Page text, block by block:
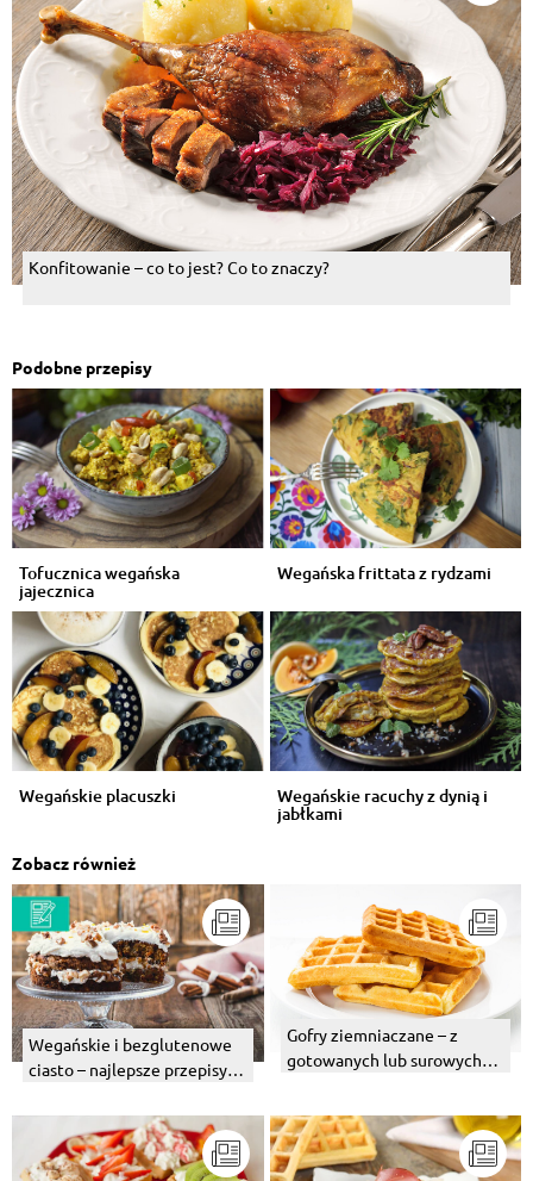
Konfitowanie – co to jest? Co to znaczy?
Podobne przepisy
Tofucznica wegańska
jajecznica
Wegańska frittata z rydzami
Wegańskie placuszki Wegańskie racuchy z dynią i
jabłkami
Zobacz również
Wegańskie i bezglutenowe
ciasto – najlepsze przepisy
Gofry ziemniaczane – z
gotowanych lub surowych